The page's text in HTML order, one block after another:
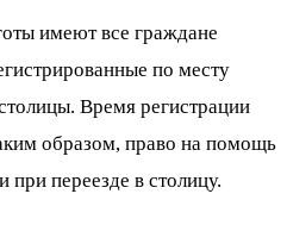
имеют все граждане
по месту
Время регистрации
образом, право на помощь
при переезде в столицу.